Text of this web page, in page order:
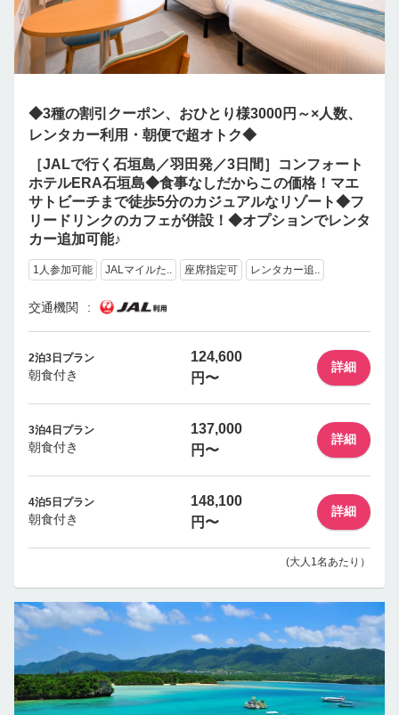
◆3種の割引クーポン、おひとり様3000円～×人数、
レンタカー利用・朝便で超オトク◆
［JALで行く石垣島／羽田発／3日間］コンフォート
ホテルERA石垣島◆食事なしだからこの価格！マエ
サトビーチまで徒歩5分のカジュアルなリゾート◆フ
リードリンクのカフェが併設！◆オプションでレンタ
カー追加可能♪
1人参加可能 JALマイルた.. 座席指定可 レンタカー追..
交通機関
2泊3日プラン
朝食付き
124,600
円〜
詳細
3泊4日プラン
朝食付き
137,000
円〜
詳細
4泊5日プラン
朝食付き
148,100
円〜
詳細
(大人1名あたり）